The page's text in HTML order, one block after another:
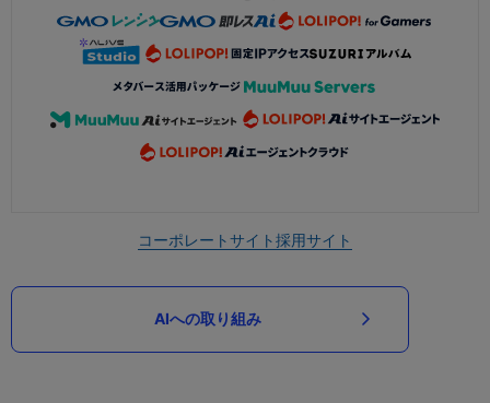
コーポレートサイト採用サイト
AIへの取り組み